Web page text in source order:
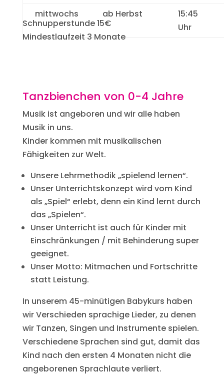
mittwochs
ab Herbst
15:45
Uhr
Schnupperstunde 15€
Mindestlaufzeit 3 Monate
Tanzbienchen von 0-4 Jahre
Musik ist angeboren und wir alle haben
Musik in uns.
Kinder kommen mit musikalischen
Fähigkeiten zur Welt.
Unsere Lehrmethodik „spielend lernen“.
Unser Unterrichtskonzept wird vom Kind
als „Spiel“ erlebt, denn ein Kind lernt durch
das „Spielen“.
Unser Unterricht ist auch für Kinder mit
Einschränkungen / mit Behinderung super
geeignet.
Unser Motto: Mitmachen und Fortschritte
statt Leistung.
In unserem 45-minütigen Babykurs haben
wir Verschieden sprachige Lieder, zu denen
wir Tanzen, Singen und Instrumente spielen.
Verschiedene Sprachen sind gut, damit das
Kind nach den ersten 4 Monaten nicht die
angeborenen Sprachlaute verliert.